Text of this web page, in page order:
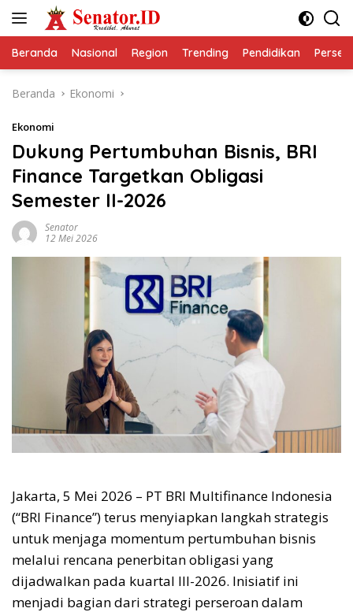
Beranda Nasional Region Trending Pendidikan
Beranda Ekonomi
Ekonomi
Dukung Pertumbuhan Bisnis, BRI
Finance Targetkan Obligasi
Semester II-2026
Senator
12 Mei 2026
Jakarta, 5 Mei 2026 – PT BRI Multifinance Indonesia
(“BRI Finance”) terus menyiapkan langkah strategis
untuk menjaga momentum pertumbuhan bisnis
melalui rencana penerbitan obligasi yang
dijadwalkan pada kuartal III-2026. Inisiatif ini
menjadi bagian dari strategi perseroan dalam